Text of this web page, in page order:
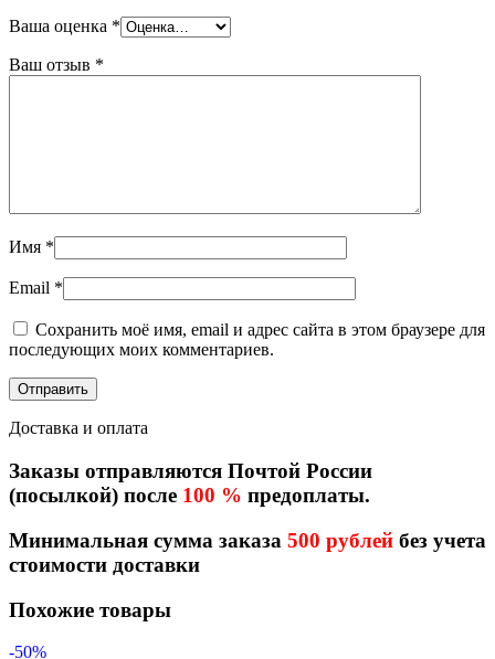
Ваша оценка *
Ваш отзыв *
Имя *
Email *
Сохранить моё имя, email и адрес сайта в этом браузере для
последующих моих комментариев.
Доставка и оплата
Заказы отправляются Почтой России
(посылкой) после 100 % предоплаты.
Минимальная сумма заказа 500 рублей без учета
стоимости доставки
Похожие товары
-50%